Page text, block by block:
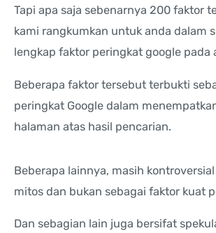
Tapi apa saja sebenarnya 200 faktor
kami rangkumkan untuk anda dalam
lengkap faktor peringkat google pada
Beberapa faktor tersebut terbukti
peringkat Google dalam
halaman atas hasil pencarian.
Beberapa lainnya, masih
mitos dan bukan sebagai faktor kuat
Dan sebagian lain juga bersifat